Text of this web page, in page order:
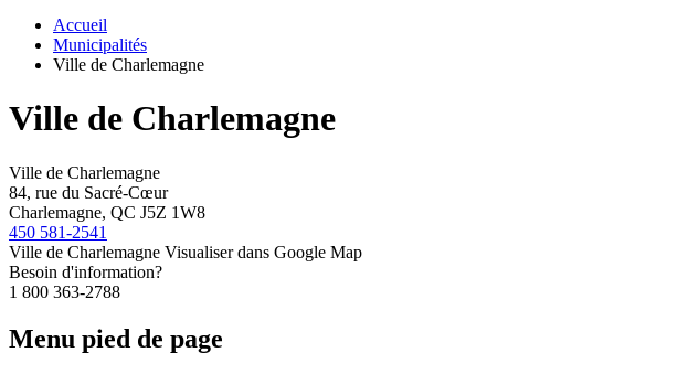
Accueil
Municipalités
Ville de Charlemagne
Ville de Charlemagne
Ville de Charlemagne
84, rue du Sacré-Cœur
Charlemagne, QC J5Z 1W8
450 581-2541
Ville de Charlemagne Visualiser dans Google Map
Besoin d'information?
1 800 363-2788
Menu pied de page